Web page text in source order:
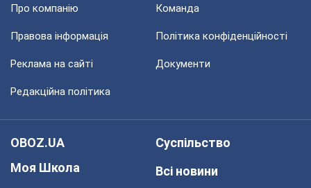
Про компанію Команда
Правова інформація Політика конфіденційності
Реклама на сайті Документи
Редакційна політика
OBOZ.UA
Моя Школа
Суспільство
Всі новини